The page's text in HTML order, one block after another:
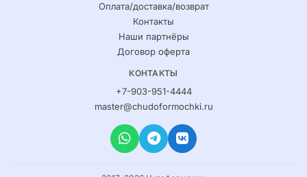
Оплата/доставка/возврат
Контакты
Наши партнёры
Договор оферта
КОНТАКТЫ
+7-903-951-4444
master@chudoformochki.ru